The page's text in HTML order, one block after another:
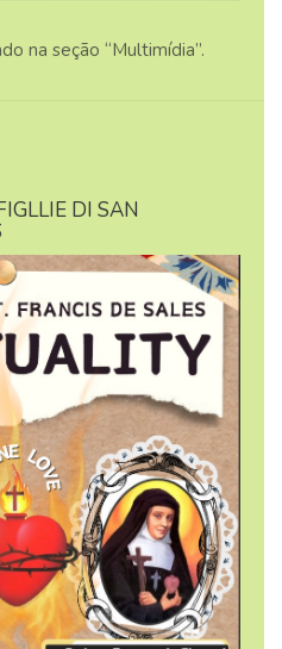
na seção “Multimídia”.
DI SAN